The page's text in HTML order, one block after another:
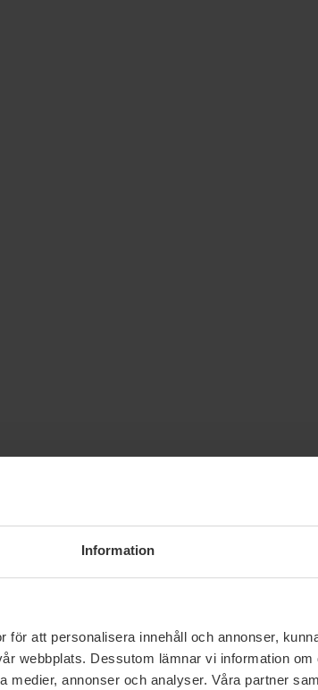
Information
för att personalisera innehåll och annonser,
webbplats. Dessutom lämnar vi information om
medier, annonser och analyser. Våra partner